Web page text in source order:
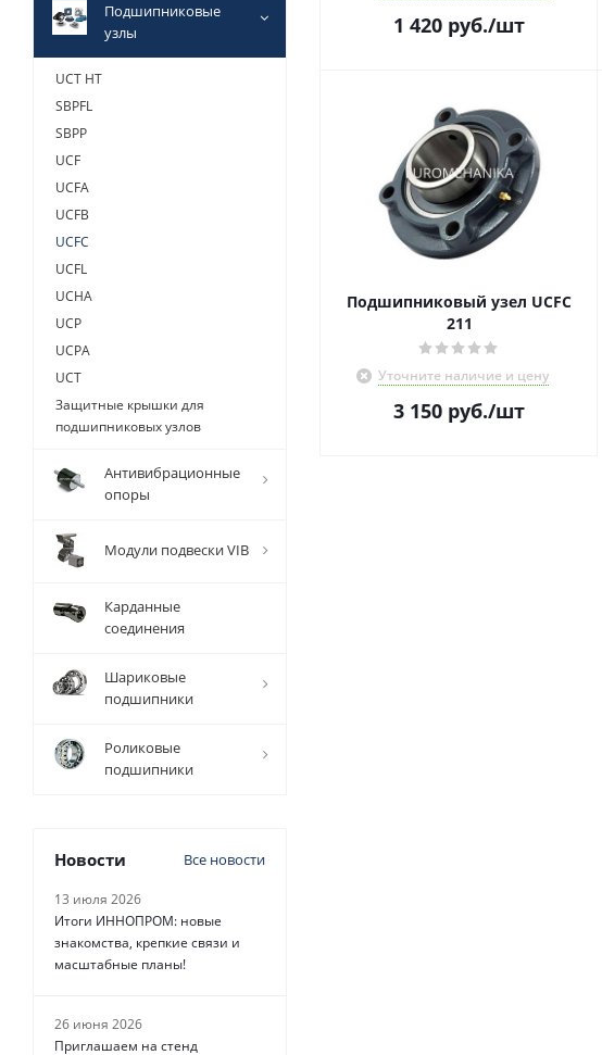
1 420 руб./шт
Подшипниковый узел UCFC
211
Уточните наличие и цену
3 150 руб./шт
Подшипниковые
узлы
UCT HT
SBPFL
SBPP
UCF
UCFA
UCFB
UCFC
UCFL
UCHA
UCP
UCPA
UCT
Защитные крышки для
подшипниковых узлов
Антивибрационные
опоры
Модули подвески VIB
Карданные
соединения
Шариковые
подшипники
Роликовые
подшипники
Новости Все новости
13 июля 2026
Итоги ИННОПРОМ: новые
знакомства, крепкие связи и
масштабные планы!
26 июня 2026
Приглашаем на стенд